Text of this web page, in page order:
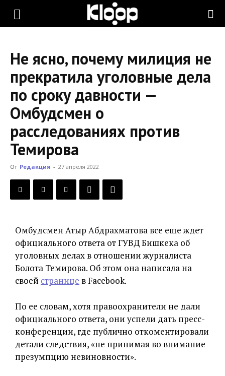
KLOOP.KG
Новости
Кыргызстана
Не ясно, почему милиция не
прекратила уголовные дела
по сроку давности —
Омбудсмен о
расследованиях против
Темирова
От Редакция - 27 апреля 2022
Омбудсмен Атыр Абдрахматова все еще ждет
официального ответа от ГУВД Бишкека об
уголовных делах в отношении журналиста
Болота Темирова. Об этом она написала на
своей странице в Facebook.
По ее словам, хотя правоохранители не дали
официального ответа, они успели дать пресс-
конференции, где публично откоментировали
детали следствия, «не принимая во внимание
презумпцию невиновности».